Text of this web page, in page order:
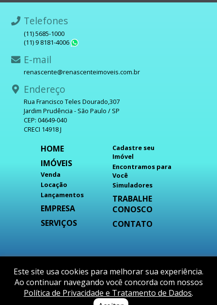
Este site usa cookies para melhorar sua experiência.
Ao continuar navegando você concorda com nossos
Política de Privacidade e Tratamento de Dados.
Telefones
(11) 5685-1000
(11) 9 8181-4006
E-mail
renascente@renascenteimoveis.com.br
Endereço
Rua Francisco Teles Dourado,307
Jardim Prudência - São Paulo / SP
CEP: 04649-040
CRECI 14918 J
HOME
IMÓVEIS
Venda
Locação
Lançamentos
EMPRESA
SERVIÇOS
Cadastre seu
Imóvel
Encontramos para
Você
Simuladores
TRABALHE
CONOSCO
CONTATO